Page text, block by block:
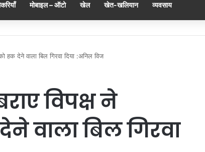
मोबाइल – ऑटो खेल खेत-खलियान व्यवसाय
हक देने वाला बिल गिरवा दिया :अनिल विज
विपक्ष ने
वाला बिल गिरवा